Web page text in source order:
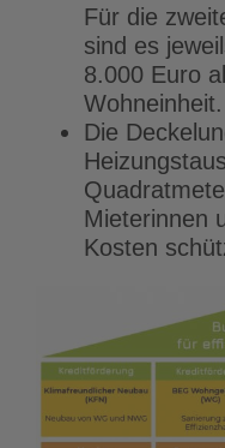
Für die
sind es
8.000 Euro
Wohneinheit.
Die
Mieterinnen
Kosten